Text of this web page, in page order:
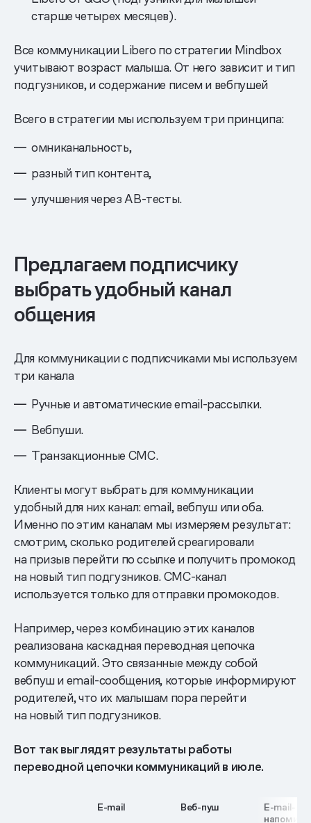
старше четырех месяцев).
Все коммуникации Libero по стратегии Mindbox
учитывают возраст малыша. От него зависит и тип
подгузников, и содержание писем и вебпушей
Всего в стратегии мы используем три принципа:
омниканальность,
разный тип контента,
улучшения через AB-тесты.
Предлагаем подписчику
выбрать удобный канал
общения
Для коммуникации с подписчиками мы используем
три канала
Ручные и автоматические email-рассылки.
Вебпуши.
Транзакционные СМС.
Клиенты могут выбрать для коммуникации
удобный для них канал: email, вебпуш или оба.
Именно по этим каналам мы измеряем результат:
смотрим, сколько родителей среагировали
на призыв перейти по ссылке и получить промокод
на новый тип подгузников. СМС-канал
используется только для отправки промокодов.
Например, через комбинацию этих каналов
реализована каскадная переводная цепочка
коммуникаций. Это связанные между собой
вебпуш и email-сообщения, которые информируют
родителей, что их малышам пора перейти
на новый тип подгузников.
Вот так выглядят результаты работы
переводной цепочки коммуникаций в июле.
E-mail Веб-пуш
E-mail-